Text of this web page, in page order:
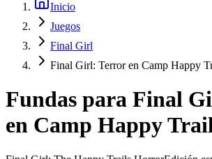
Inicio
Juegos
Final Girl
Final Girl: Terror en Camp Happy
Fundas para Final
en Camp Happy